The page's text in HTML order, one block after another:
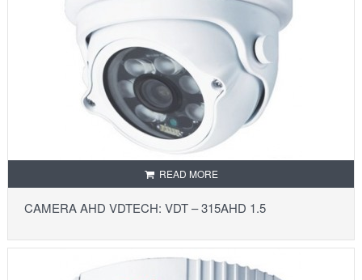
READ MORE
CAMERA AHD VDTECH: VDT – 315AHD 1.5